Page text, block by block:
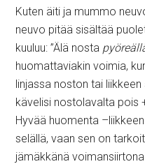
Kuten äiti ja mummo
neuvo pitää sisältää
kuuluu: ”Älä nosta
huomattaviakin voimia,
linjassa noston tai
kävelisi nostolavalta pois
Hyvää huomenta
selällä, vaan sen on
jämäkkänä